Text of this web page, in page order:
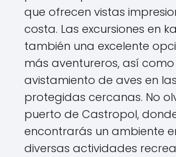
que ofrecen vistas
costa. Las excursiones en
también una excelente
más aventureros, así como
avistamiento de aves en
protegidas cercanas. No
puerto de Castropol,
encontrarás un ambiente
diversas actividades